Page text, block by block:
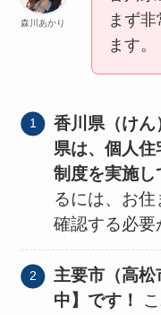
森川あかり
まず
ます。
香川県（け
県は、個人
制度を実施し
るには、お住
確認する必要
主要市（高
中】です！